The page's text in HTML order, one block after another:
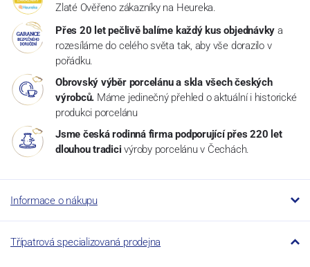
Zlaté Ověřeno zákazníky na Heureka.
Přes 20 let pečlivě balíme každý kus objednávky a
rozesíláme do celého světa tak, aby vše dorazilo v
pořádku.
Obrovský výběr porcelánu a skla všech českých
výrobců. Máme jedinečný přehled o aktuální i historické
produkci porcelánu
Jsme česká rodinná firma podporující přes 220 let
dlouhou tradici výroby porcelánu v Čechách.
Informace o nákupu
Třípatrová specializovaná prodejna